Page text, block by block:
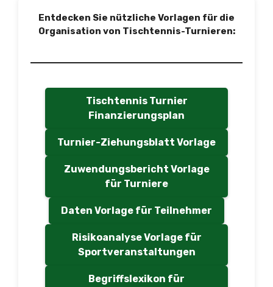
Entdecken Sie nützliche Vorlagen für die
Organisation von Tischtennis-Turnieren:
Tischtennis Turnier
Finanzierungsplan
Turnier-Ziehungsblatt Vorlage
Zuwendungsbericht Vorlage
für Turniere
Daten Vorlage für Teilnehmer
Risikoanalyse Vorlage für
Sportveranstaltungen
Begriffslexikon für